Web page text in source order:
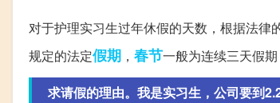
对于护理实习生过年休假的天数，根据法
规定的法定假期 ， 春节一般为连续三天假
求请假的理由。我是实习生，公司要到